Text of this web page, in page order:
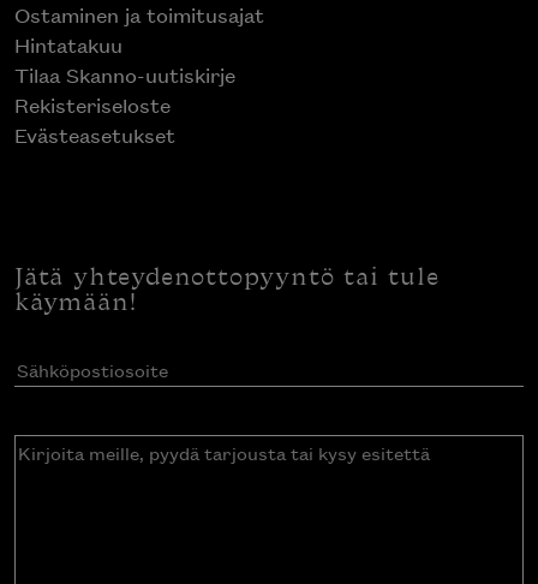
Ostaminen ja toimitusajat
Hintatakuu
Tilaa Skanno-uutiskirje
Rekisteriseloste
Evästeasetukset
Jätä yhteydenottopyyntö tai tule
käymään!
Sähköpostiosoite(Pakollinen)
Kirjoita